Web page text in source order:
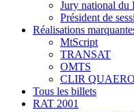
Jury national du
Président de
Réalisations
MtScript
TRANSAT
OMTS
CLIR
Tous les billets
RAT 2001